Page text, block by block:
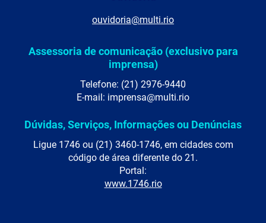
ouvidoria@multi.rio
Assessoria de comunicação (exclusivo para
imprensa)
Telefone: (21) 2976-9440
E-mail: imprensa@multi.rio
Dúvidas, Serviços, Informações ou Denúncias
Ligue 1746 ou (21) 3460-1746, em cidades com
código de área diferente do 21.
Portal:
www.1746.rio